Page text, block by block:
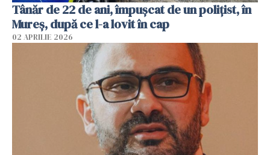
Tânăr de 22 de ani, împușcat de un polițist, în
Mureș, după ce l-a lovit în cap
02 APRILIE 2026